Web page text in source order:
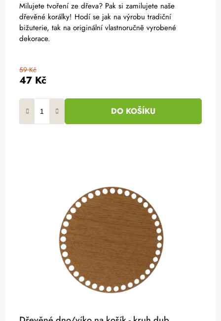
47 Kč
59 Kč
DO KOŠÍKU
Milujete tvoření ze dřeva? Pak si zamilujete naše
dřevěné korálky! Hodí se jak na výrobu tradiční
bižuterie, tak na originální vlastnoručně vyrobené
dekorace.